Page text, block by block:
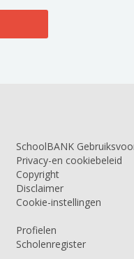
SchoolBANK
Privacy-en cookiebeleid
Copyright
Disclaimer
Cookie-instellingen
Profielen
Scholenregister